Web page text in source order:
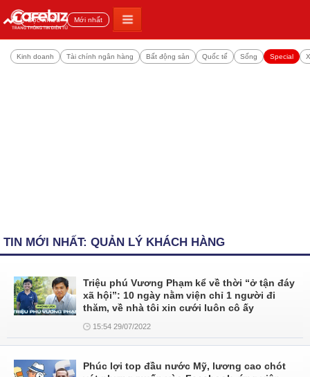
Đọc nhiều Mới nhất
Kinh doanh Tài chính ngân hàng Bất động sản Quốc tế Sống Special
TIN MỚI NHẤT: QUẢN LÝ KHÁCH HÀNG
Triệu phú Vương Phạm kể về thời “ở tận đáy
xã hội”: 10 ngày nằm viện chỉ 1 người đi
thăm, về nhà tôi xin cưới luôn cô ấy
15:54 29/07/2022
Phúc lợi top đầu nước Mỹ, lương cao chót